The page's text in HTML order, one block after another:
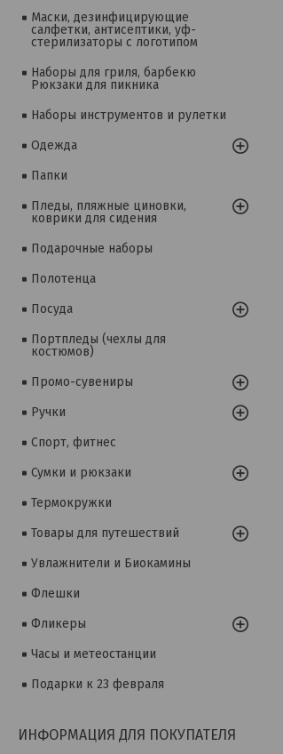
Маски, дезинфицирующие
салфетки, антисептики, уф-
стерилизаторы с логотипом
Наборы для гриля, барбекю
Рюкзаки для пикника
Наборы инструментов и рулетки
Одежда
Папки
Пледы, пляжные циновки,
коврики для сидения
Подарочные наборы
Полотенца
Посуда
Портпледы (чехлы для
костюмов)
Промо-сувениры
Ручки
Спорт, фитнес
Сумки и рюкзаки
Термокружки
Товары для путешествий
Увлажнители и Биокамины
Флешки
Фликеры
Часы и метеостанции
Подарки к 23 февраля
ИНФОРМАЦИЯ ДЛЯ ПОКУПАТЕЛЯ